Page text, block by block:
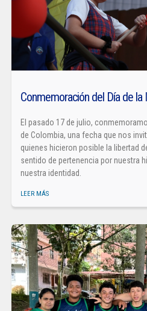
Conmemoración del Día de la
El pasado 17 de julio,
de Colombia, una fecha que nos
quienes hicieron posible la libertad
sentido de pertenencia por nuestra
nuestra identidad.
LEER MÁS